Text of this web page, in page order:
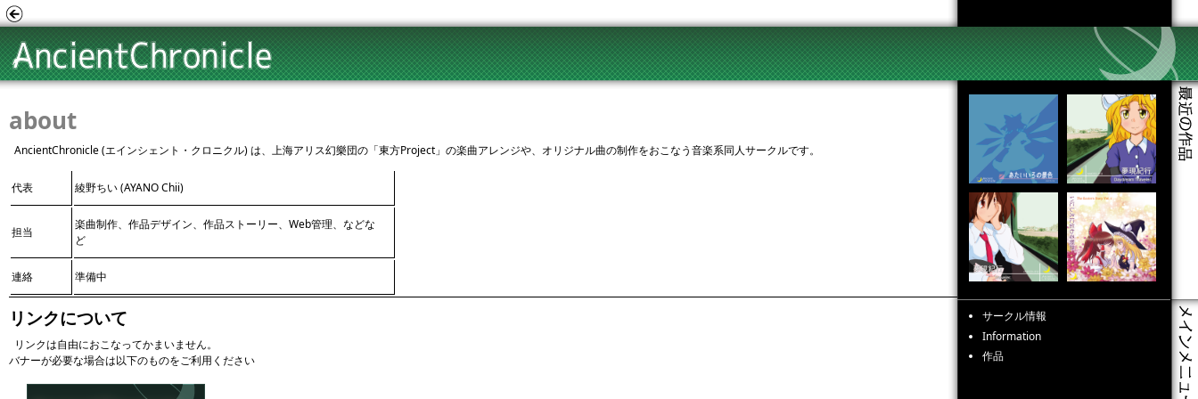
サークル情報
Information
作品
about
AncientChronicle (エインシェント・クロニクル) は、上海アリス幻樂団の「東方Project」の楽曲アレンジや、オリジナル曲の制作をおこなう音楽系同人サークルです。
代表 綾野ちい (AYANO Chii)
担当
楽曲制作、作品デザイン、作品ストーリー、Web管理、などな
ど
連絡 準備中
リンクについて
リンクは自由におこなってかまいません。
バナーが必要な場合は以下のものをご利用ください